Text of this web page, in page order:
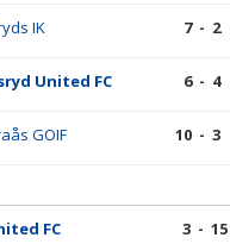
IK 7 - 2
United FC 6 - 4
GOIF 10 - 3
FC 3 - 15